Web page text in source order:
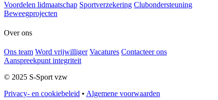
Voordelen lidmaatschap Sportverzekering Clubondersteuning
Beweegprojecten
Over ons
Ons team Word vrijwilliger Vacatures Contacteer ons
Aanspreekpunt integriteit
© 2025 S-Sport vzw
Privacy- en cookiebeleid • Algemene voorwaarden